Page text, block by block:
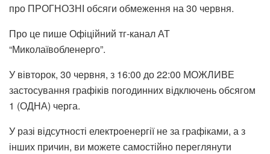
про ПРОГНОЗНІ обсяги обмеження на 30 червня.
Про це пише Офіційний тг-канал АТ
“Миколаївобленерго”.
У вівторок, 30 червня, з 16:00 до 22:00 МОЖЛИВЕ
застосування графіків погодинних відключень обсягом
1 (ОДНА) черга.
У разі відсутності електроенергії не за графіками, а з
інших причин, ви можете самостійно переглянути